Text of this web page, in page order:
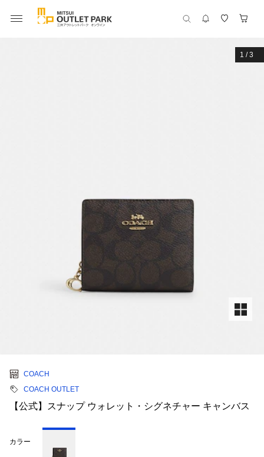
1 /3
COACH
COACH OUTLET
【公式】スナップ ウォレット・シグネチャー キャンバス
カラー